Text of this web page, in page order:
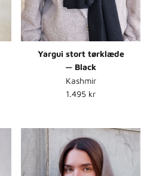
Yargui stort tørklæde
— Black
Kashmir
Normalpris
1.495 kr